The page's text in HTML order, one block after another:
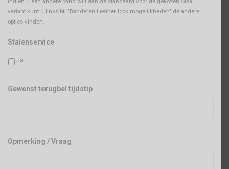
variant kunt u links bij "Banderen Leather look mogelijkheden" de andere
opties vinden.
Stalenservice
Ja
Gewenst terugbel tijdstip
Opmerking / Vraag